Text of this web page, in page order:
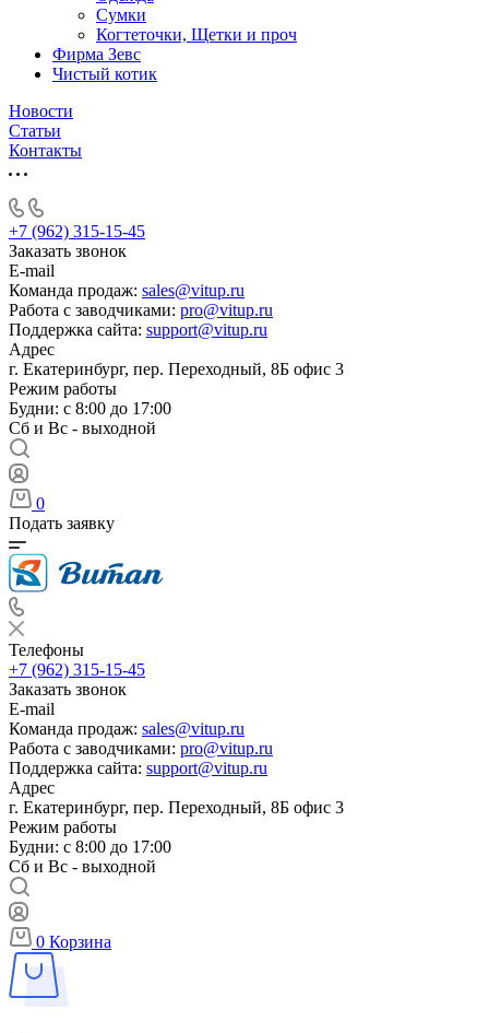
Сумки
Когтеточки, Щетки и проч
Фирма Зевс
Чистый котик
Новости
Статьи
Контакты
+7 (962) 315-15-45
Заказать звонок
E-mail
Команда продаж: sales@vitup.ru
Работа с заводчиками: pro@vitup.ru
Поддержка сайта: support@vitup.ru
Адрес
г. Екатеринбург, пер. Переходный, 8Б офис 3
Режим работы
Будни: с 8:00 до 17:00
Сб и Вс - выходной
0
Подать заявку
Телефоны
+7 (962) 315-15-45
Заказать звонок
E-mail
Команда продаж: sales@vitup.ru
Работа с заводчиками: pro@vitup.ru
Поддержка сайта: support@vitup.ru
Адрес
г. Екатеринбург, пер. Переходный, 8Б офис 3
Режим работы
Будни: с 8:00 до 17:00
Сб и Вс - выходной
0 Корзина